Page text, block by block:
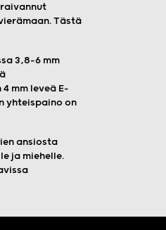
Tästä
3,8-6 mm
mm leveä E-
yhteispaino on
ansiosta
ja miehelle.